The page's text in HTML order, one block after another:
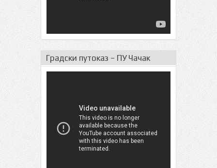
Градски путоказ – ПУ Чачак